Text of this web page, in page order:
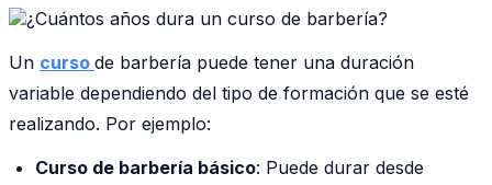
Un curso de barbería puede tener una duración
variable dependiendo del tipo de formación que se esté
realizando. Por ejemplo:
Curso de barbería básico: Puede durar desde